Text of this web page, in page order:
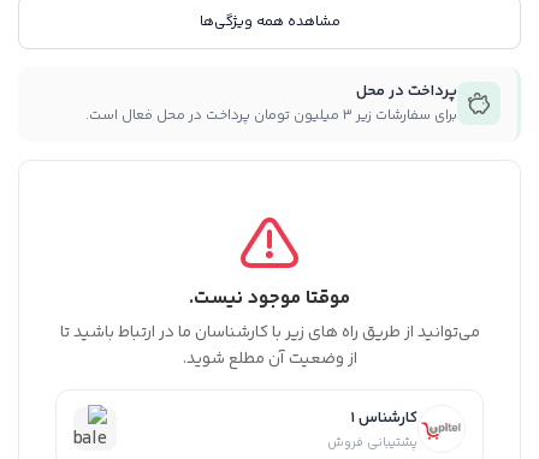
مشاهده همه ویژگی‌ها
پرداخت در محل
برای سفارشات زیر ۳ میلیون تومان پرداخت در محل فعال است.
موقتا موجود نیست.
می‌توانید از طریق راه های زیر با کارشناسان ما در ارتباط باشید تا
از وضعیت آن مطلع شوید.
کارشناس 1
پشتیبانی فروش